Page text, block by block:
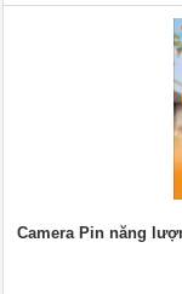
Camera Pin năng